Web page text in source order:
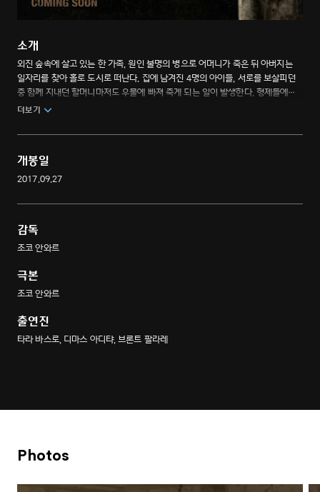
소개
외진 숲속에 살고 있는 한 가족, 원인 불명의 병으로 어머니가 죽은 뒤 아버지는
일자리를 찾아 홀로 도시로 떠난다. 집에 남겨진 4명의 아이들, 서로를 보살피던
중 함께 지내던 할머니마저도 우물에 빠져 죽게 되는 일이 발생한다. 형제들에게
일어나는 기괴하고 공포스러운 일들, 이 가족에게 쌓인 비밀을 찾아가는 공포
더보기
개봉일
2017.09.27
감독
조코 안와르
극본
조코 안와르
출연진
타라 바스로, 디마스 아디탸, 브론트 팔라레
Photos